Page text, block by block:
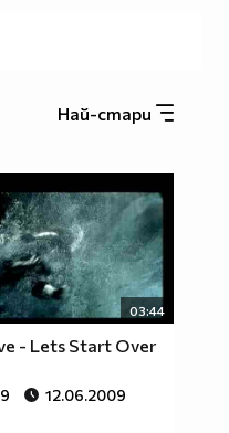
Най-стари
03:44
- Lets Start Over
12.06.2009